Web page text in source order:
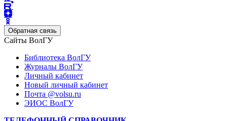
Обратная связь
Сайты ВолГУ
Библиотека ВолГУ
Журналы ВолГУ
Личный кабинет
Новый личный кабинет
Почта @volsu.ru
ЭИОС ВолГУ